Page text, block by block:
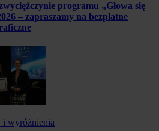
programu „Głowa się
– zapraszamy na bezpłatne
i wyróżnienia